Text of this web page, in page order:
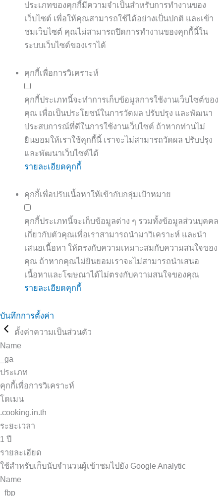
ประเภทของคุกกี้มีความจำเป็นสำหรับการทำงานของ
เว็บไซต์ เพื่อให้คุณสามารถใช้ได้อย่างเป็นปกติ และเข้า
ชมเว็บไซต์ คุณไม่สามารถปิดการทำงานของคุกกี้นี้ใน
ระบบเว็บไซต์ของเราได้
คุกกี้เพื่อการวิเคราะห์
คุกกี้ประเภทนี้จะทำการเก็บข้อมูลการใช้งานเว็บไซต์ของ
คุณ เพื่อเป็นประโยชน์ในการวัดผล ปรับปรุง และพัฒนา
ประสบการณ์ที่ดีในการใช้งานเว็บไซต์ ถ้าหากท่านไม่
ยินยอมให้เราใช้คุกกี้นี้ เราจะไม่สามารถวัดผล ปรับปรุง
และพัฒนาเว็บไซต์ได้
รายละเอียดคุกกี้
คุกกี้เพื่อปรับเนื้อหาให้เข้ากับกลุ่มเป้าหมาย
คุกกี้ประเภทนี้จะเก็บข้อมูลต่าง ๆ รวมทั้งข้อมูลส่วนบุคคล
เกี่ยวกับตัวคุณเพื่อเราสามารถนำมาวิเคราะห์ และนำ
เสนอเนื้อหา ให้ตรงกับความเหมาะสมกับความสนใจของ
คุณ ถ้าหากคุณไม่ยินยอมเราจะไม่สามารถนำเสนอ
เนื้อหาและโฆษณาได้ไม่ตรงกับความสนใจของคุณ
รายละเอียดคุกกี้
บันทึกการตั้งค่า
ตั้งค่าความเป็นส่วนตัว
Name
_ga
ประเภท
คุกกี้เพื่อการวิเคราะห์
โดเมน
.cooking.in.th
ระยะเวลา
1 ปี
รายละเอียด
ใช้สำหรับเก็บนับจำนวนผู้เข้าชมไปยัง Google Analytic
Name
_fbp